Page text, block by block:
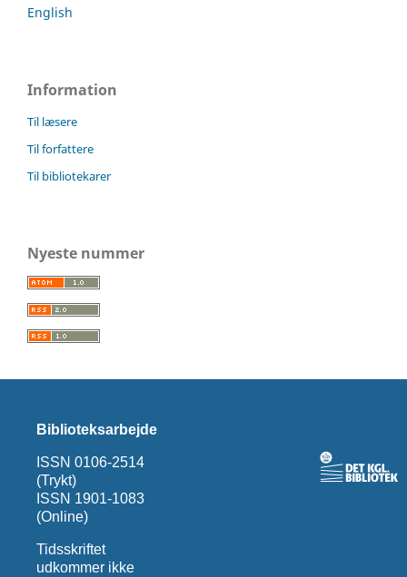
English
Information
Til læsere
Til forfattere
Til bibliotekarer
Nyeste nummer
Biblioteksarbejde
ISSN 0106-2514
(Trykt)
ISSN 1901-1083
(Online)
Tidsskriftet
udkommer ikke